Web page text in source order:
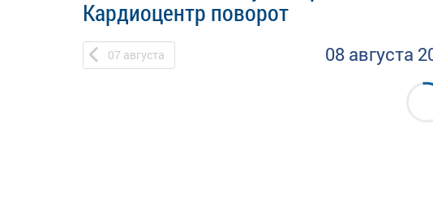
Кардиоцентр поворот
07 августа 08 августа